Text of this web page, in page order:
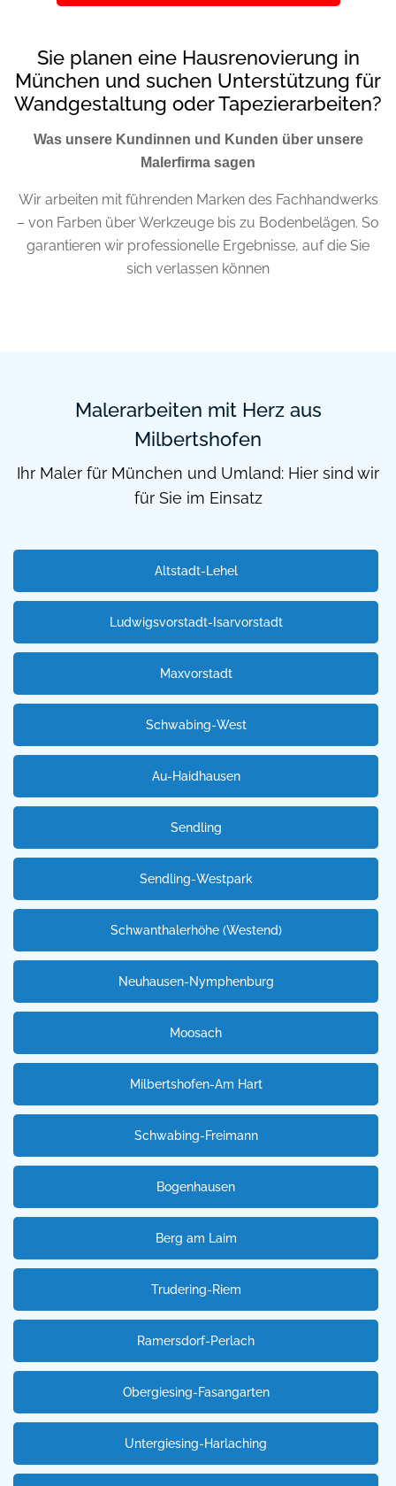
Sie planen eine Hausrenovierung in
München und suchen Unterstützung für
Wandgestaltung oder Tapezierarbeiten?
Was unsere Kundinnen und Kunden über unsere
Malerfirma sagen
Wir arbeiten mit führenden Marken des Fachhandwerks
– von Farben über Werkzeuge bis zu Bodenbelägen. So
garantieren wir professionelle Ergebnisse, auf die Sie
sich verlassen können
Malerarbeiten mit Herz aus
Milbertshofen
Ihr Maler für München und Umland: Hier sind wir
für Sie im Einsatz
Altstadt-Lehel
Ludwigsvorstadt-Isarvorstadt
Maxvorstadt
Schwabing-West
Au-Haidhausen
Sendling
Sendling-Westpark
Schwanthalerhöhe (Westend)
Neuhausen-Nymphenburg
Moosach
Milbertshofen-Am Hart
Schwabing-Freimann
Bogenhausen
Berg am Laim
Trudering-Riem
Ramersdorf-Perlach
Obergiesing-Fasangarten
Untergiesing-Harlaching